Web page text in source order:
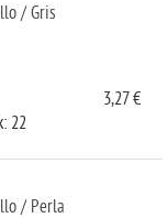
/ Gris
3,27 €
22
/ Perla